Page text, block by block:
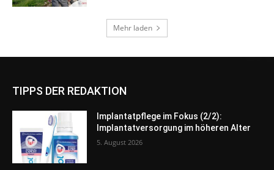
TIPPS DER REDAKTION
Implantatpflege im Fokus (2/2):
Implantatversorgung im höheren Alter
5. August 2026